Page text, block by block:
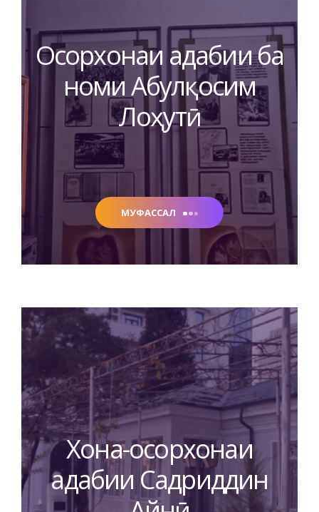
МУФАССАЛ
Осорхонаи адабии ба
номи Абулқосим
Лоҳутӣ
Хона-осорхонаи
адабии Садриддин